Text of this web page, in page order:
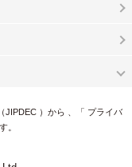
JIPDEC ）から 、「 プライバ
。